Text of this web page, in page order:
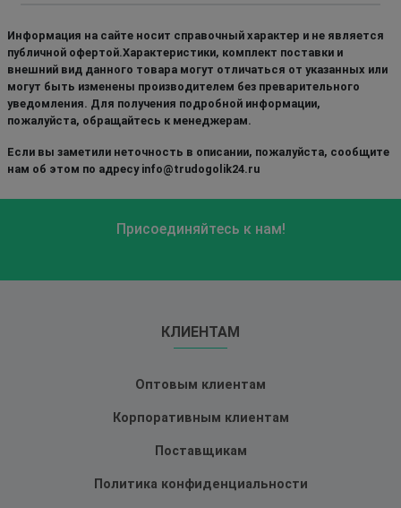
Информация на сайте носит справочный характер и не является
публичной офертой.Характеристики, комплект поставки и
внешний вид данного товара могут отличаться от указанных или
могут быть изменены производителем без преварительного
уведомления. Для получения подробной информации,
пожалуйста, обращайтесь к менеджерам.
Если вы заметили неточность в описании, пожалуйста, сообщите
нам об этом по адресу info@trudogolik24.ru
Присоединяйтесь к нам!
КЛИЕНТАМ
Оптовым клиентам
Корпоративным клиентам
Поставщикам
Политика конфиденциальности